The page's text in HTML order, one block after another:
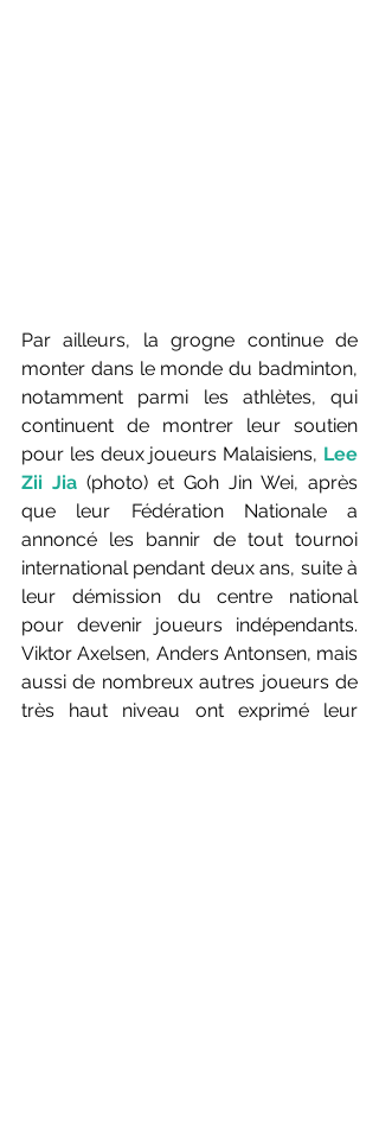
Par ailleurs, la grogne continue de
monter dans le monde du badminton,
notamment parmi les athlètes, qui
continuent de montrer leur soutien
pour les deux joueurs Malaisiens, Lee
Zii Jia (photo) et Goh Jin Wei, après
que leur Fédération Nationale a
annoncé les bannir de tout tournoi
international pendant deux ans, suite à
leur démission du centre national
pour devenir joueurs indépendants.
Viktor Axelsen, Anders Antonsen, mais
aussi de nombreux autres joueurs de
très haut niveau ont exprimé leur